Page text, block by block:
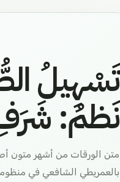
تَسْهِيلُ
نَظمُ: شَرَفِ
متن الورقات من أشهر متون
بالعمريطي الشافعي في